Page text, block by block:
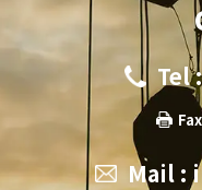
Tel
Mail :